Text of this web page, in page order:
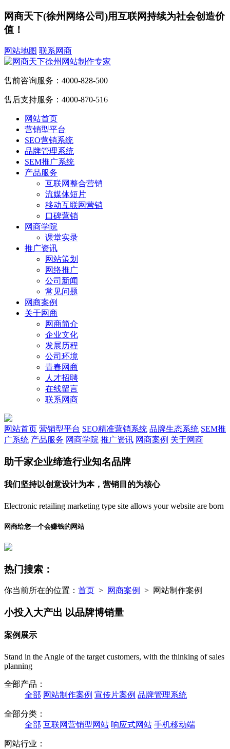
网商天下(徐州网络公司)用互联网持续为社会创造价
值！
网站地图 联系网商
售前咨询服务： 4000-828-500
售后支持服务： 4000-870-516
网站首页
营销型平台
SEO营销系统
品牌管理系统
SEM推广系统
产品服务
互联网整合营销
流媒体短片
移动互联网营销
口碑营销
网商学院
课堂实录
推广资讯
网站策划
网络推广
公司新闻
常见问题
网商案例
关于网商
网商简介
企业文化
发展历程
公司环境
青春网商
人才招聘
在线留言
联系网商
网站首页 营销型平台 SEO精准营销系统 品牌生态系统 SEM推
广系统 产品服务 网商学院 推广资讯 网商案例 关于网商
助千家企业缔造行业知名品牌
我们坚持以创意设计为本，营销目的为核心
Electronic retailing marketing type site allows your website are born
网商给您一个会赚钱的网站
热门搜索：
你当前所在的位置： 首页 > 网商案例 > 网站制作案例
小投入大产出 以品牌博销量
案例展示
Stand in the Angle of the target customers, with the thinking of sales
planning
全部产品：
全部 网站制作案例 宣传片案例 品牌管理系统
全部分类：
全部 互联网营销型网站 响应式网站 手机移动端
网站行业：